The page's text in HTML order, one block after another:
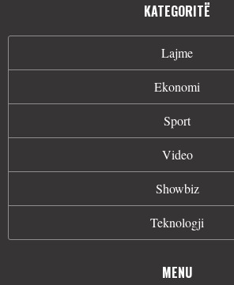
KATEGORITË
Lajme
Ekonomi
Sport
Video
Showbiz
Teknologji
MENU